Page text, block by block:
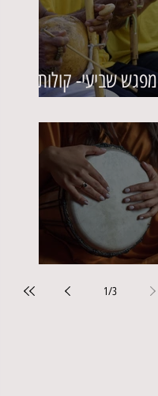
מפגש שביעי- קולות מן
המזרח
מפגש שישי- תהודה
1/3